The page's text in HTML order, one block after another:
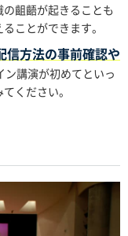
齟齬が起きることも
ことができます。
信方法の事前確認や
講演が初めてといっ
ください。